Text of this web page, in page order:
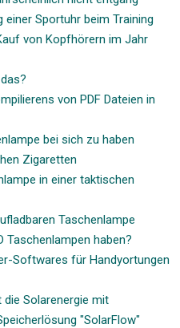
einer Sportuhr beim Training
von Kopfhörern im Jahr
von PDF Dateien in
bei sich zu haben
Zigaretten
in einer taktischen
Taschenlampe
Taschenlampen haben?
Softwares für Handyortungen
Solarenergie mit
"SolarFlow"